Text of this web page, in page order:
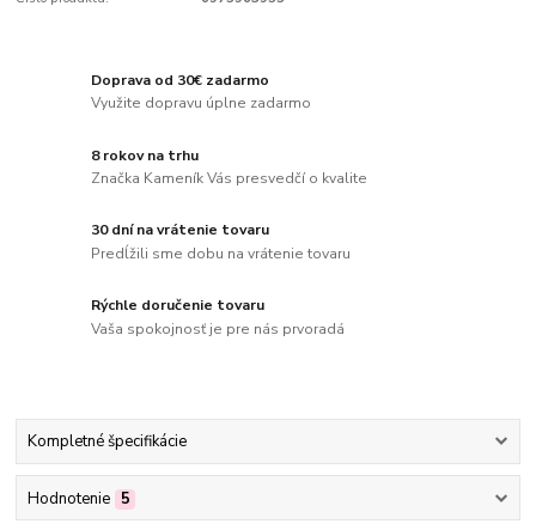
Doprava od 30€ zadarmo
Využite dopravu úplne zadarmo
8 rokov na trhu
Značka Kameník Vás presvedčí o kvalite
30 dní na vrátenie tovaru
Predĺžili sme dobu na vrátenie tovaru
Rýchle doručenie tovaru
Vaša spokojnosť je pre nás prvoradá
Kompletné špecifikácie
Hodnotenie 5